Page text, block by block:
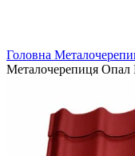
Головна
Металочерепиця Опал